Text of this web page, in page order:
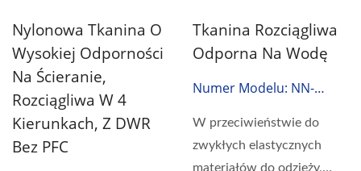
Nylonowa Tkanina O
Wysokiej Odporności
Na Ścieranie,
Rozciągliwa W 4
Kierunkach, Z DWR
Bez PFC
Tkanina Rozciągliwa
Odporna Na Wodę
Numer Modelu: NN-
W przeciwieństwie do
zwykłych elastycznych
materiałów do odzieży,